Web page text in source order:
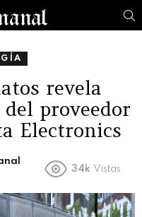
revela
proveedor
Electronics
34k Vistas